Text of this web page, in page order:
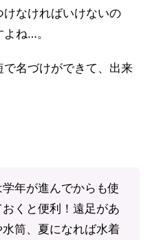
なければいけないの
ね…。
名づけができて、出来
年が進んでからも使
くと便利！遠足があ
筒、夏になれば水着